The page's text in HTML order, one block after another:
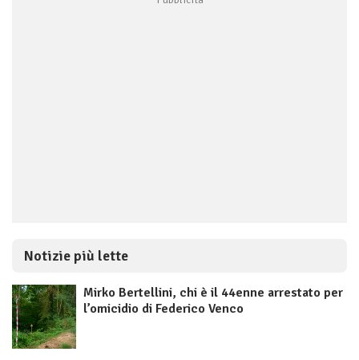
Notizie più lette
Mirko Bertellini, chi è il 44enne arrestato per
l’omicidio di Federico Venco